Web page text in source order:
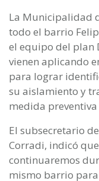
La Municipalidad
todo el barrio
el equipo del plan
vienen aplicando
para lograr
su aislamiento y
medida preventiva
El subsecretario
Corradi, indicó
continuaremos
mismo barrio